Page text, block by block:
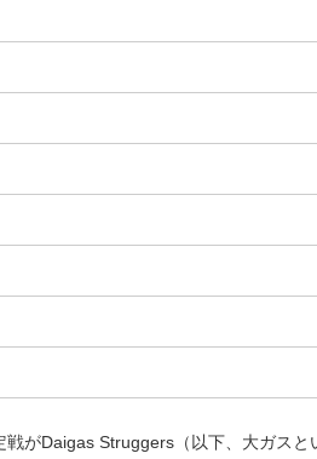
がDaigas Struggers（以下、大ガスと